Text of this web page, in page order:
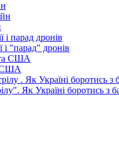
і "парад" дронів
США
Як Україні боротись з